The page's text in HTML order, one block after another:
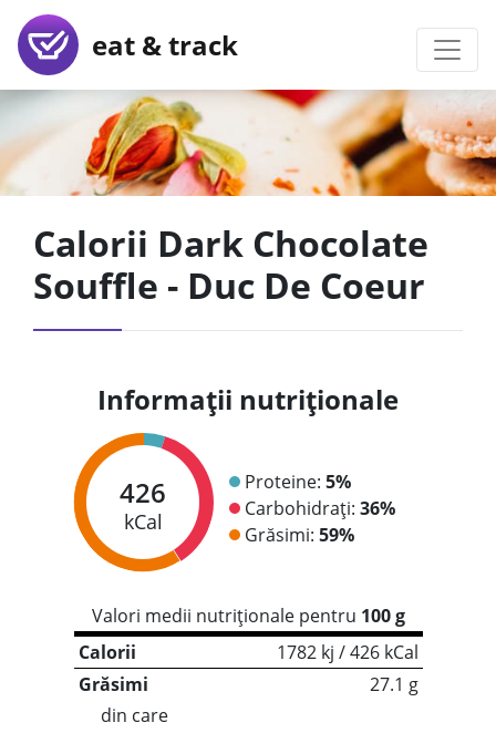
eat & track
Calorii Dark Chocolate
Souffle - Duc De Coeur
Informații nutriționale
426
kCal
Proteine: 5%
Carbohidrați: 36%
Grăsimi: 59%
Valori medii nutriționale pentru 100 g
Calorii
1782 kj / 426 kCal
Grăsimi
27.1 g
din care